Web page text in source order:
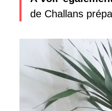
de Challans